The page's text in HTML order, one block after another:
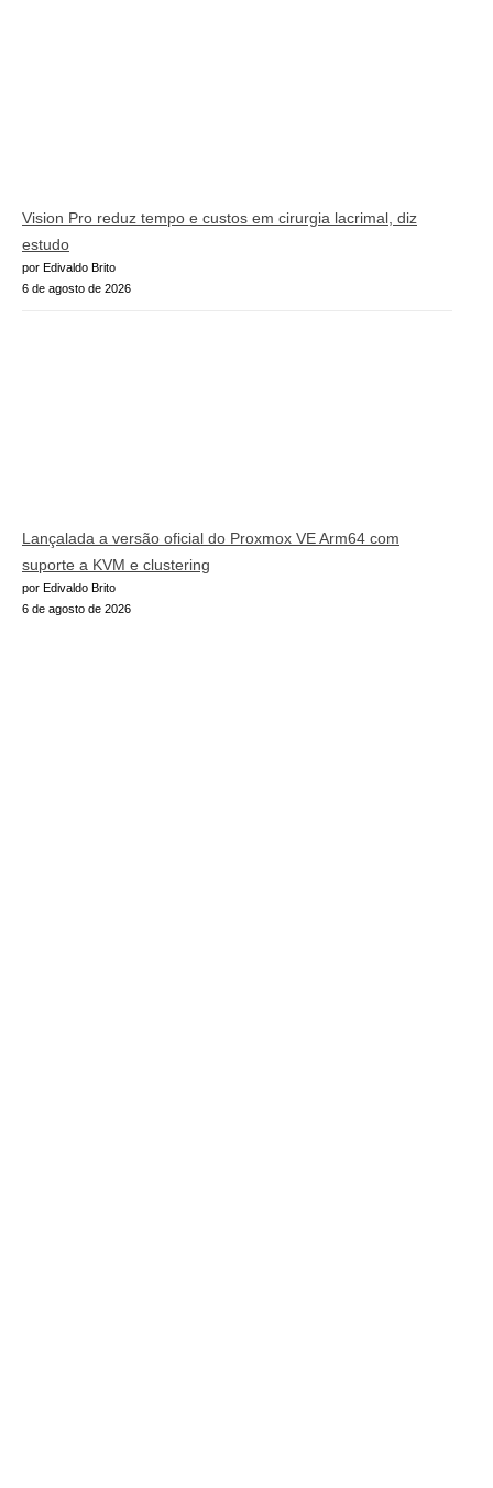
Vision Pro reduz tempo e custos em cirurgia lacrimal, diz
estudo
por Edivaldo Brito
6 de agosto de 2026
Lançalada a versão oficial do Proxmox VE Arm64 com
suporte a KVM e clustering
por Edivaldo Brito
6 de agosto de 2026